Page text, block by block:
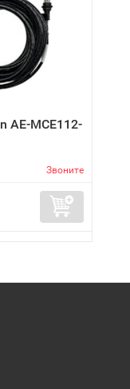
AE-MCE112-
Звоните